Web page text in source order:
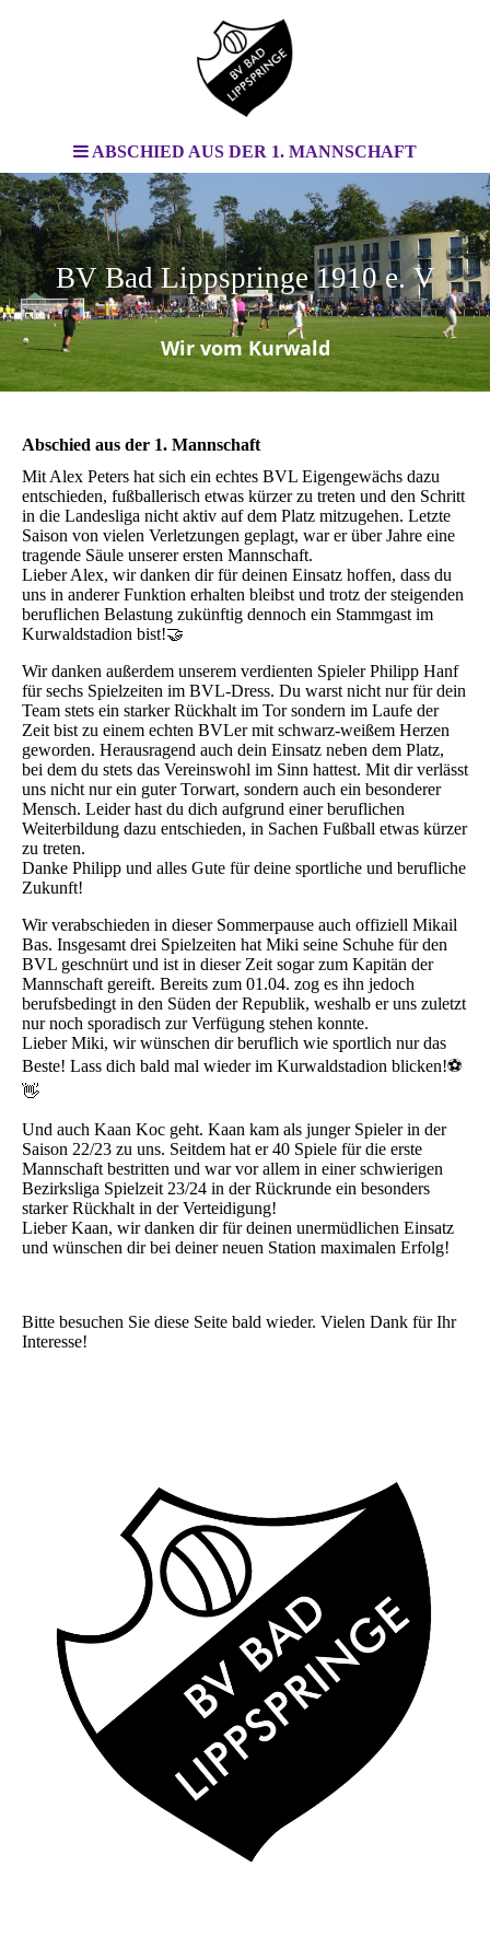
ABSCHIED AUS DER 1. MANNSCHAFT
BV Bad Lippspringe 1910 e. V
.
Wir vom Kurwald
Abschied aus der 1. Mannschaft
Mit Alex Peters hat sich ein echtes BVL Eigengewächs dazu
entschieden, fußballerisch etwas kürzer zu treten und den Schritt
in die Landesliga nicht aktiv auf dem Platz mitzugehen. Letzte
Saison von vielen Verletzungen geplagt, war er über Jahre eine
tragende Säule unserer ersten Mannschaft.
Lieber Alex, wir danken dir für deinen Einsatz hoffen, dass du
uns in anderer Funktion erhalten bleibst und trotz der steigenden
beruflichen Belastung zukünftig dennoch ein Stammgast im
Kurwaldstadion bist!🤝
Wir danken außerdem unserem verdienten Spieler Philipp Hanf
für sechs Spielzeiten im BVL-Dress. Du warst nicht nur für dein
Team stets ein starker Rückhalt im Tor sondern im Laufe der
Zeit bist zu einem echten BVLer mit schwarz-weißem Herzen
geworden. Herausragend auch dein Einsatz neben dem Platz,
bei dem du stets das Vereinswohl im Sinn hattest. Mit dir verlässt
uns nicht nur ein guter Torwart, sondern auch ein besonderer
Mensch. Leider hast du dich aufgrund einer beruflichen
Weiterbildung dazu entschieden, in Sachen Fußball etwas kürzer
zu treten.
Danke Philipp und alles Gute für deine sportliche und berufliche
Zukunft!
Wir verabschieden in dieser Sommerpause auch offiziell Mikail
Bas. Insgesamt drei Spielzeiten hat Miki seine Schuhe für den
BVL geschnürt und ist in dieser Zeit sogar zum Kapitän der
Mannschaft gereift. Bereits zum 01.04. zog es ihn jedoch
berufsbedingt in den Süden der Republik, weshalb er uns zuletzt
nur noch sporadisch zur Verfügung stehen konnte.
Lieber Miki, wir wünschen dir beruflich wie sportlich nur das
Beste! Lass dich bald mal wieder im Kurwaldstadion blicken!⚽️
👋
Und auch Kaan Koc geht. Kaan kam als junger Spieler in der
Saison 22/23 zu uns. Seitdem hat er 40 Spiele für die erste
Mannschaft bestritten und war vor allem in einer schwierigen
Bezirksliga Spielzeit 23/24 in der Rückrunde ein besonders
starker Rückhalt in der Verteidigung!
Lieber Kaan, wir danken dir für deinen unermüdlichen Einsatz
und wünschen dir bei deiner neuen Station maximalen Erfolg!
Bitte besuchen Sie diese Seite bald wieder. Vielen Dank für Ihr
Interesse!